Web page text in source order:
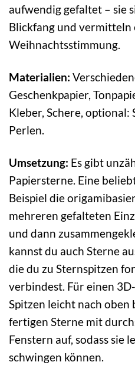
aufwendig gefaltet – sie
Blickfang und
Weihnachtsstimmung.
Materialien:
Geschenkpapier,
Kleber, Schere, optional:
Perlen.
Umsetzung: Es gibt
Papiersterne. Eine
Beispiel die
mehreren gefalteten
und dann
kannst du auch Sterne
die du zu Sternspitzen
verbindest. Für einen
Spitzen leicht nach oben
fertigen Sterne mit
Fenstern auf, sodass sie
schwingen können.